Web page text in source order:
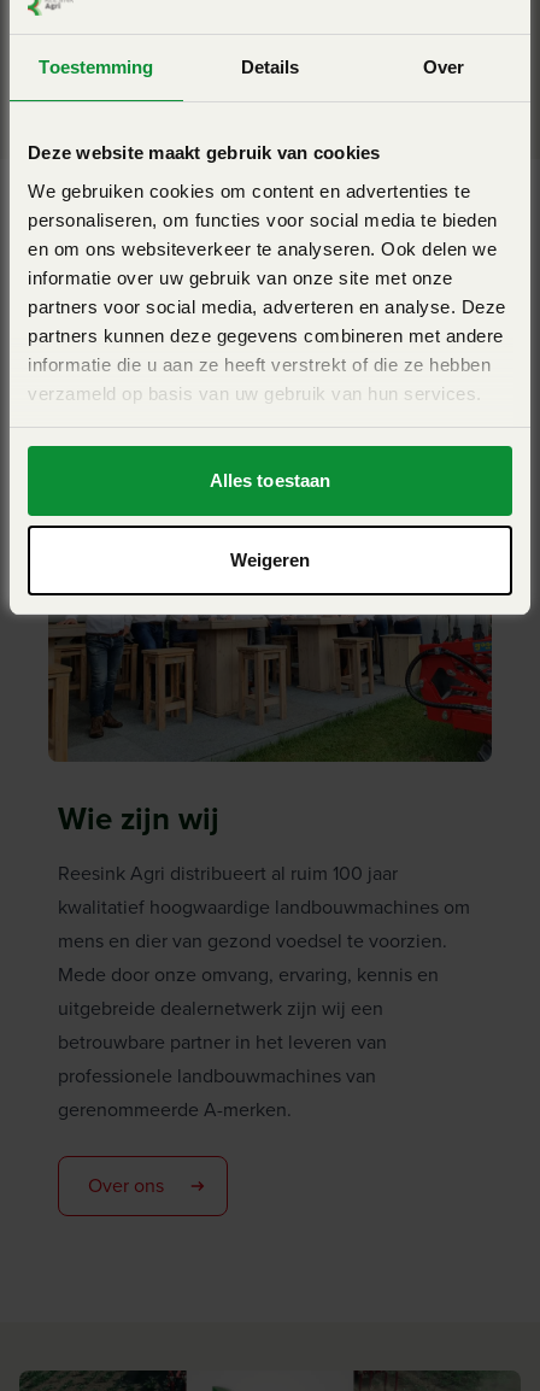
Toestemming Details Over
Deze website maakt gebruik van cookies
We gebruiken cookies om content en advertenties te
personaliseren, om functies voor social media te bieden
en om ons websiteverkeer te analyseren. Ook delen we
informatie over uw gebruik van onze site met onze
partners voor social media, adverteren en analyse. Deze
partners kunnen deze gegevens combineren met andere
informatie die u aan ze heeft verstrekt of die ze hebben
verzameld op basis van uw gebruik van hun services.
Alles toestaan
Weigeren
groenonderhoud een belangrijk aandachtspunt.
Meer informatie
Wie zijn wij
Reesink Agri distribueert al ruim 100 jaar
kwalitatief hoogwaardige landbouwmachines om
mens en dier van gezond voedsel te voorzien.
Mede door onze omvang, ervaring, kennis en
uitgebreide dealernetwerk zijn wij een
betrouwbare partner in het leveren van
professionele landbouwmachines van
gerenommeerde A-merken.
Over ons